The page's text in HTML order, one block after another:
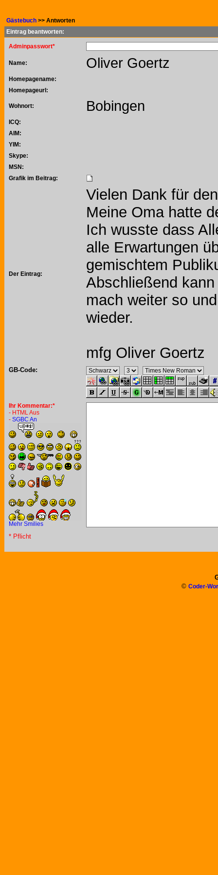
Gästebuch >> Antworten
Eintrag beantworten:
Adminpasswort*
Name: Oliver Goertz
Homepagename:
Homepageurl:
Wohnort: Bobingen
ICQ:
AIM:
YIM:
Skype:
MSN:
Grafik im Beitrag:
Der Eintrag:
Vielen Dank für
Meine Oma hatte
Ich wusste dass
alle Erwartungen
gemischtem
Abschließend
mach weiter so
wieder.
mfg Oliver Goertz
GB-Code:
Ihr Kommentar:*
- HTML Aus
- SGBC An
Mehr Smilies
* Pflicht
© Coder-